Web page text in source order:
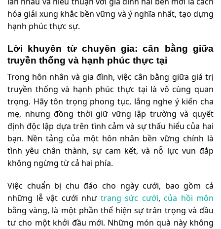
hóa giải xung khắc bền vững và ý nghĩa nhất, tạo dựng
hạnh phúc thực sự.
Lời khuyên từ chuyên gia: cân bằng giữa
truyền thống và hạnh phúc thực tại
Trong hôn nhân và gia đình, việc cân bằng giữa giá trị
truyền thống và hạnh phúc thực tại là vô cùng quan
trọng. Hãy tôn trọng phong tục, lắng nghe ý kiến cha
mẹ, nhưng đồng thời giữ vững lập trường và quyết
định độc lập dựa trên tình cảm và sự thấu hiểu của hai
bạn. Nền tảng của một hôn nhân bền vững chính là
tình yêu chân thành, sự cam kết, và nỗ lực vun đắp
không ngừng từ cả hai phía.
Việc chuẩn bị chu đáo cho ngày cưới, bao gồm cả
những lễ vật cưới như trang sức cưới, của hồi môn
bằng vàng, là một phần thể hiện sự trân trọng và đầu
tư cho một khởi đầu mới. Những món quà này không